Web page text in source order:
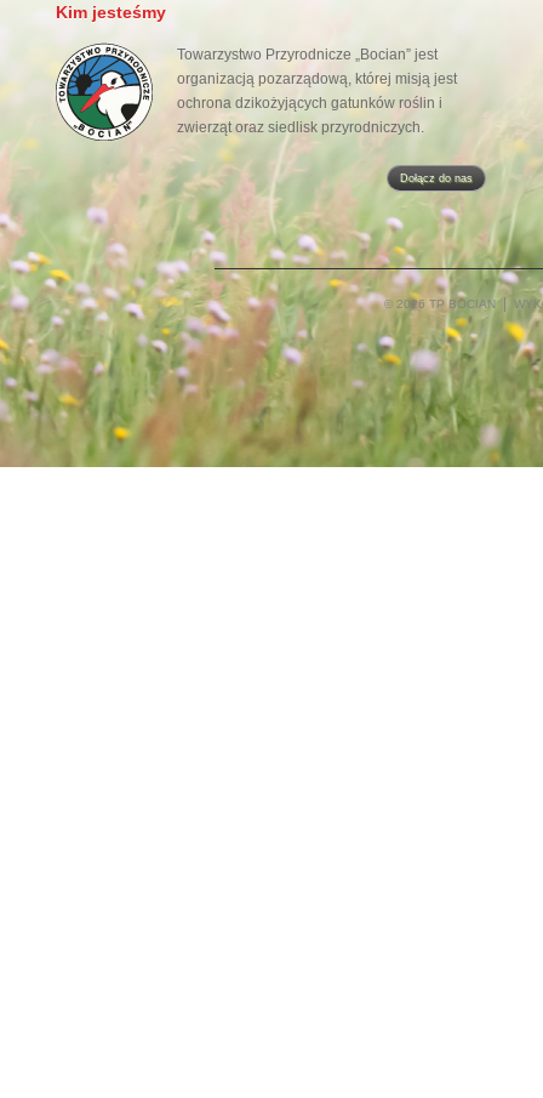
Kim jesteśmy
Towarzystwo Przyrodnicze „Bocian” jest
organizacją pozarządową, której misją jest
ochrona dzikożyjących gatunków roślin i
zwierząt oraz siedlisk przyrodniczych.
Dołącz do nas
© 2026 TP BOCIAN